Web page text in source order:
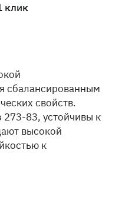
в 1 клик
сбалансированным
свойств.
83, устойчивы к
высокой
к